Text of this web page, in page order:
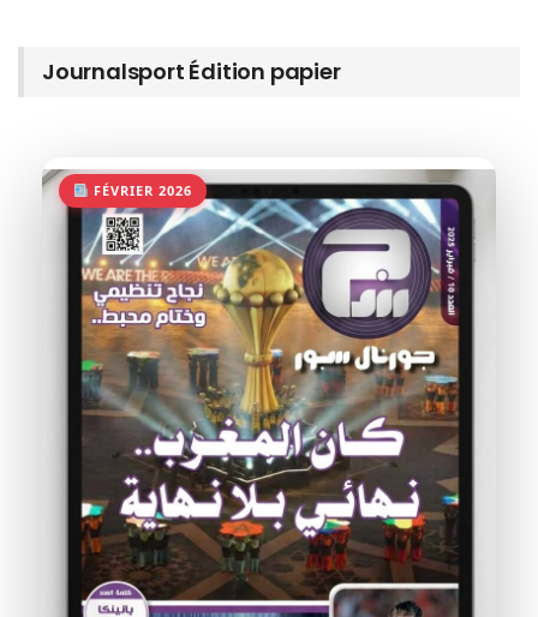
Journalsport Édition papier
FÉVRIER 2026